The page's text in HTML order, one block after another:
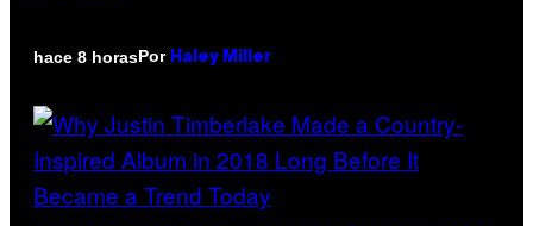
hace 8 horasPor Haley Miller